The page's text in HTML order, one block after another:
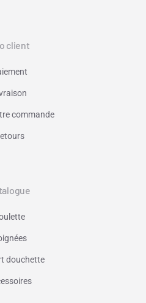
client
commande
douchette